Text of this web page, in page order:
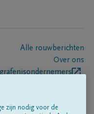
Alle rouwberichten
Over ons
zijn nodig voor de